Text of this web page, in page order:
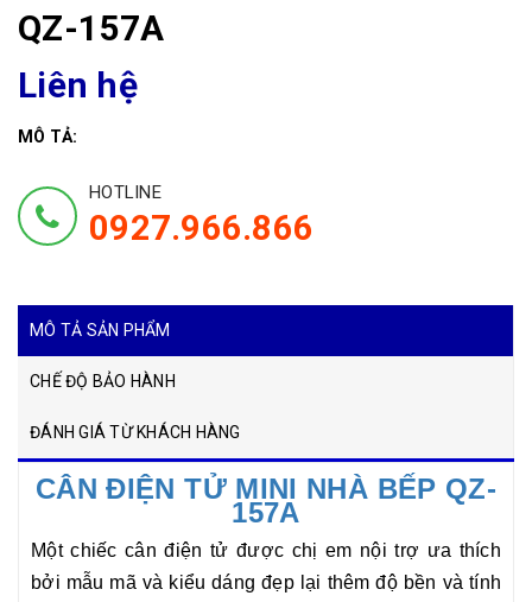
QZ-157A
Liên hệ
MÔ TẢ:
HOTLINE
0927.966.866
MÔ TẢ SẢN PHẨM
CHẾ ĐỘ BẢO HÀNH
ĐÁNH GIÁ TỪ KHÁCH HÀNG
CÂN ĐIỆN TỬ MINI NHÀ BẾP QZ-
157A
Một chiếc cân điện tử được chị em nội trợ ưa thích
bởi mẫu mã và kiểu dáng đẹp lại thêm độ bền và tính